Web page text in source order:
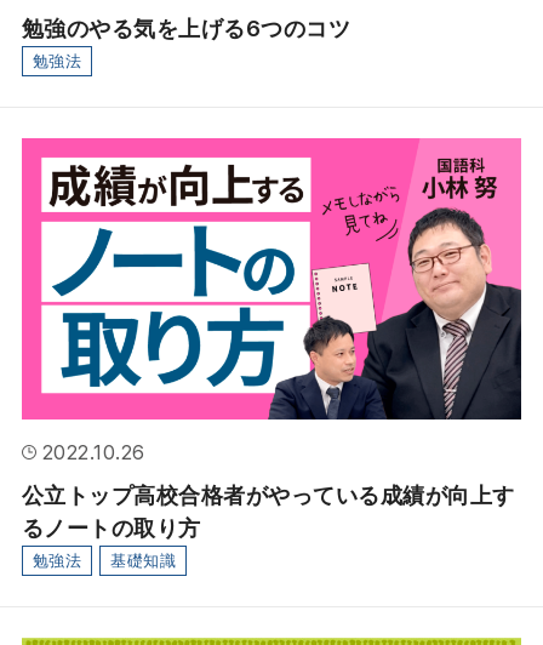
勉強のやる気を上げる6つのコツ
勉強法
2022.10.26
公立トップ高校合格者がやっている成績が向上す
るノートの取り方
勉強法 基礎知識